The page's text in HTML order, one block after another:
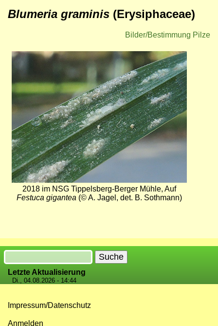
Blumeria graminis (Erysiphaceae)
Bilder/Bestimmung Pilze
Bild
2018 im NSG Tippelsberg-Berger Mühle, Auf
Festuca gigantea (© A. Jagel, det. B. Sothmann)
Suche
Letzte Aktualisierung
Di., 04.08.2026 - 14:44
Impressum/Datenschutz
Anmelden